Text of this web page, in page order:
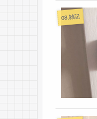
08.雑記